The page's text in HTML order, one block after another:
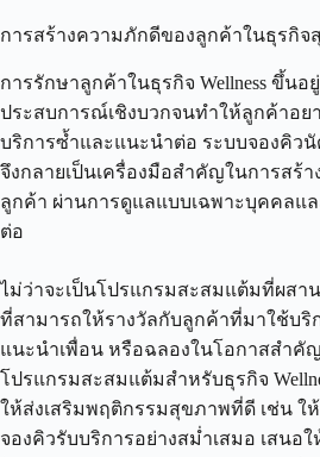
การสร้างความภักดีของลูกค้าในธุรกิจ
การรักษาลูกค้าในธุรกิจ Wellness ขึ้นอ
ประสบการณ์เชิงบวกจนทำให้ลูกค้าอย
บริการซ้ำและแนะนำต่อ ระบบจองคิว
จึงกลายเป็นเครื่องมือสำคัญในการสร้
ลูกค้า ผ่านการดูแลแบบเฉพาะบุคคลแ
ต่อ
ไม่ว่าจะเป็นโปรแกรมสะสมแต้มที่ผสา
ที่สามารถให้รางวัลกับลูกค้าที่มาใช้บริ
แนะนำเพื่อน หรือฉลองในโอกาสสำคั
โปรแกรมสะสมแต้มสำหรับธุรกิจ
ให้ส่งเสริมพฤติกรรมสุขภาพที่ดี เช่น ใ
จองคิวรับบริการอย่างสม่ำเสมอ เสนอ